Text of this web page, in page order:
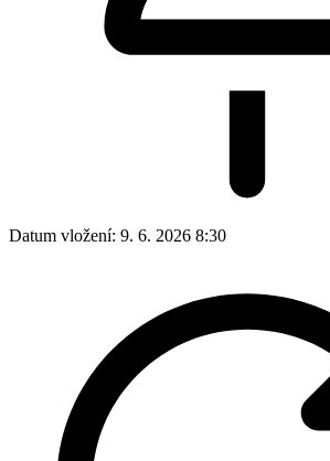
Datum vložení: 9. 6. 2026 8:30